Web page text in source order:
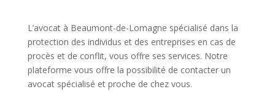
L’avocat à Beaumont-de-Lomagne spécialisé dans la
protection des individus et des entreprises en cas de
procès et de conflit, vous offre ses services. Notre
plateforme vous offre la possibilité de contacter un
avocat spécialisé et proche de chez vous.